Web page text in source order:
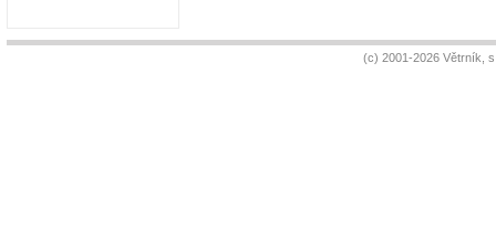
(c) 2001-2026 Větrník,